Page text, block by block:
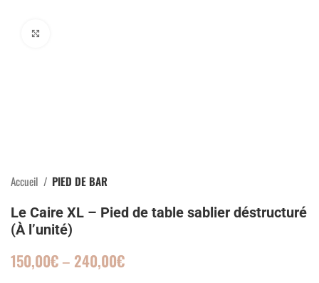
Accueil PIED DE BAR
Le Caire XL – Pied de table sablier déstructuré
(À l’unité)
150,00€– 240,00€